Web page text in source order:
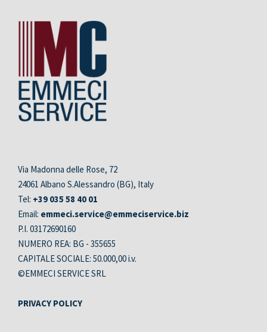
Via Madonna delle Rose, 72
24061 Albano S.Alessandro (BG), Italy
Tel: +39 035 58 40 01
Email: emmeci.service@emmeciservice.biz
P.I. 03172690160
NUMERO REA: BG - 355655
CAPITALE SOCIALE: 50.000,00 i.v.
©EMMECI SERVICE SRL
PRIVACY POLICY